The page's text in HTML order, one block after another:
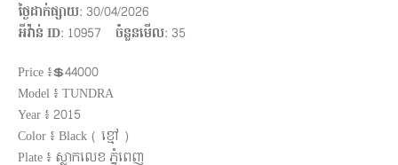
ថ្ងៃដាក់ផ្សាយ: 30/04/2026
អីវ៉ាន់ ID: 10957 ចំនួនមើល: 35
Price ៖💲44000
Model​ ៖​ TUNDRA
Year ៖​ 2015
Color ៖ Black (​ ខ្មៅ​​​ )
Plate ៖​ ស្លាក​លេខ​​ ភ្នំពេញ